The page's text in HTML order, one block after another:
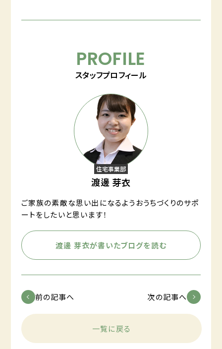
PROFILE
スタッフプロフィール
住宅事業部
渡邊 芽衣
ご家族の素敵な思い出になるようおうちづくりのサポ
ートをしたいと思います！
渡邊 芽衣が書いたブログを読む
前の記事へ 次の記事へ
一覧に戻る